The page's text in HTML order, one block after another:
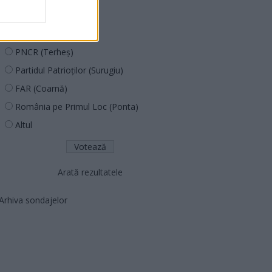
PNCR (Terheș)
Partidul Patrioților (Surugiu)
FAR (Coarnă)
România pe Primul Loc (Ponta)
Altul
Arată rezultatele
sondajelor